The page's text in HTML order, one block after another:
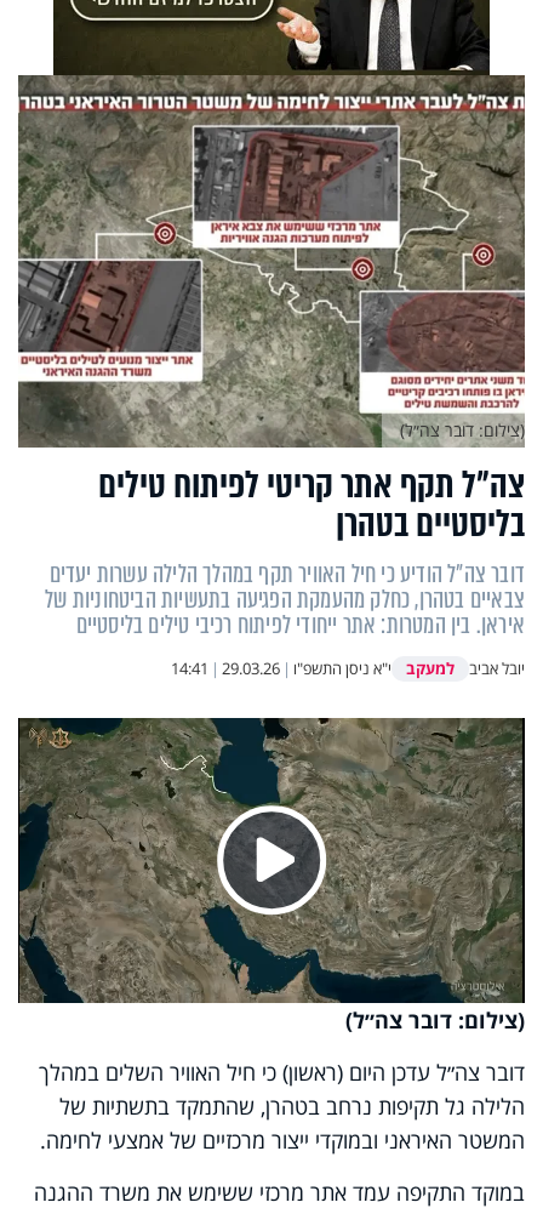
צה״ל תקף אתר קריטי לפיתוח טילים
בליסטיים בטהרן
דובר צה״ל הודיע כי חיל האוויר תקף במהלך הלילה עשרות יעדים
צבאיים בטהרן, כחלק מהעמקת הפגיעה בתעשיות הביטחוניות של
איראן. בין המטרות: אתר ייחודי לפיתוח רכיבי טילים בליסטיים
יובל אביב למעקב י"א ניסן התשפ"ו |
29.03.26
|
14:41
(צילום: דובר צה״ל)
Play
Video
(צילום: דובר צה״ל)
דובר צה״ל עדכן היום (ראשון) כי חיל האוויר השלים במהלך
הלילה גל תקיפות נרחב בטהרן, שהתמקד בתשתיות של
המשטר האיראני ובמוקדי ייצור מרכזיים של אמצעי לחימה.
במוקד התקיפה עמד אתר מרכזי ששימש את משרד ההגנה